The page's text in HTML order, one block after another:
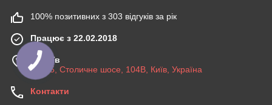
100% позитивних з 303 відгуків за рік
Працює з 22.02.2018
м. Київ
03045, Столичне шосе, 104B, Київ, Україна
Контакти